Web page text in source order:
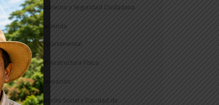
Secretaría de Gobierno y Seguridad Ciudadana
Secretaría de Hacienda
Rentas Departamental
Secretaría de Infraestructura Física
Secretaría de Planeación
Secretaría Desarrollo Social y Equidad de